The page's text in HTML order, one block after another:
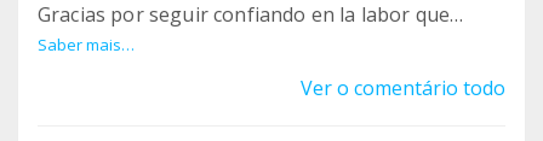
Gracias por seguir confiando en la labor que
hacemos en el parque de Polvoranca.
Tu ayuda es imprescindible para seguir cuidando
Saber mais…
Ver o comentário todo